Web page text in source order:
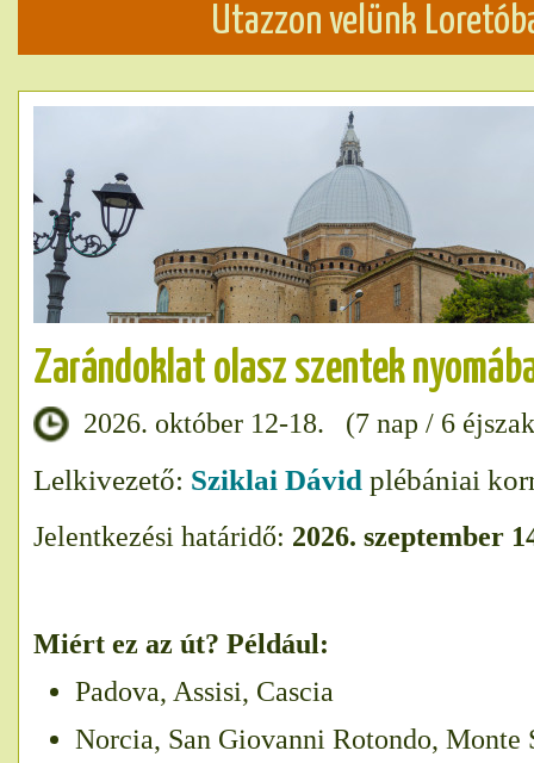
Utazzon velünk
Zarándoklat olasz szentek
2026. október 12-18. (7 nap / 6
Lelkivezető: Sziklai Dávid plébániai
Jelentkezési határidő: 2026. szeptember
Miért ez az út? Például:
Padova, Assisi, Cascia
Norcia, San Giovanni Rotondo, Monte